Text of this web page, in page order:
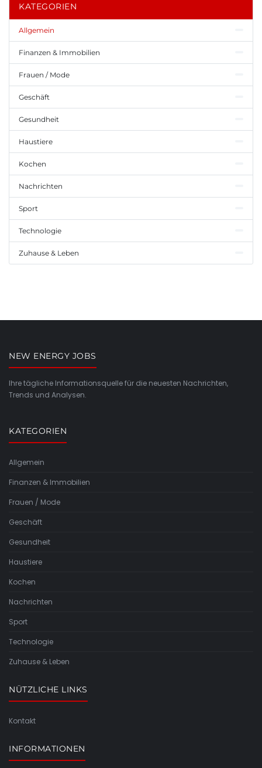
KATEGORIEN
Allgemein
Finanzen & Immobilien
Frauen / Mode
Geschäft
Gesundheit
Haustiere
Kochen
Nachrichten
Sport
Technologie
Zuhause & Leben
NEW ENERGY JOBS
Ihre tägliche Informationsquelle für die neuesten Nachrichten,
Trends und Analysen.
KATEGORIEN
Allgemein
Finanzen & Immobilien
Frauen / Mode
Geschäft
Gesundheit
Haustiere
Kochen
Nachrichten
Sport
Technologie
Zuhause & Leben
NÜTZLICHE LINKS
Kontakt
INFORMATIONEN